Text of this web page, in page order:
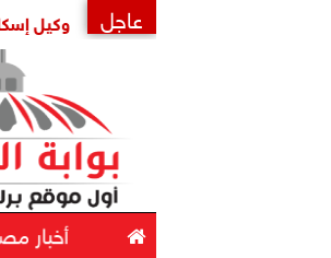
عاجل
وكيل إسكان
 أخبار